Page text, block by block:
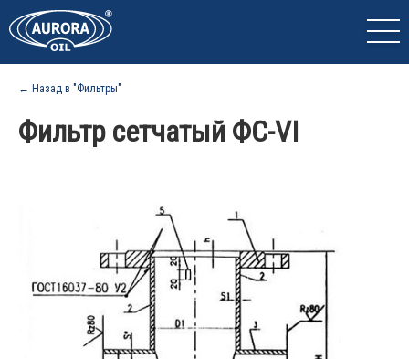
← Назад в "Фильтры"
Фильтр сетчатый ФС-VI